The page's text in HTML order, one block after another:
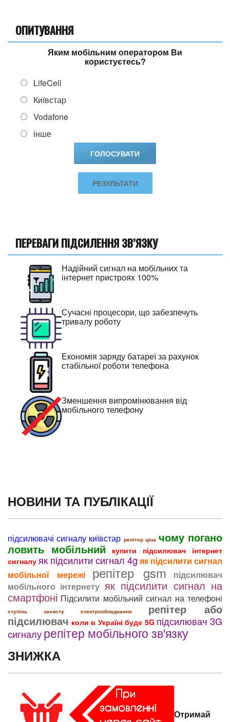
ОПИТУВАННЯ
Яким мобільним оператором Ви
користуєтесь?
LifeCell
Київстар
Vodafone
інше
РЕЗУЛЬТАТИ
ПЕРЕВАГИ ПІДСИЛЕННЯ ЗВ’ЯЗКУ
Надійний сигнал на мобільних та
інтернет пристроях 100%
Сучасні процесори, що забезпечуть
тривалу роботу
Економія заряду батареї за рахунок
стабільної роботи телефона
Зменшення випромінювання від
мобільного телефону
НОВИНИ ТА ПУБЛІКАЦІЇ
підсилювачі сигналу київстар репітер ціна чому погано
ловить мобільний
купити підсилювач інтернет
сигналу як підсилити сигнал 4g як підсилити сигнал
мобільної мережі
репітер gsm
підсилювач
мобільного інтернету як підсилити сигнал на
смартфоні Підсилити мобільний сигнал на телефоні
ступінь захисту електрообладнання репітер або
підсилювач коли в Україні буде 5G підсилювач 3G
сигналурепітер мобільного зв'язку
ЗНИЖКА
Отримай